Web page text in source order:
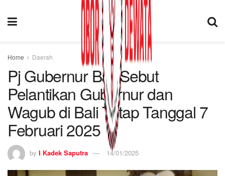
Home Daerah
Pj Gubernur Bali Sebut
Pelantikan Gubernur dan
Wagub di Bali Tetap Tanggal 7
Februari 2025
by I Kadek Saputra 14/01/2025